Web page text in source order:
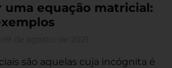
uma equação matricial:
são aquelas cuja incógnita é